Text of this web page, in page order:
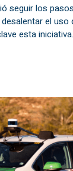
seguir los
el uso
esta iniciativa.